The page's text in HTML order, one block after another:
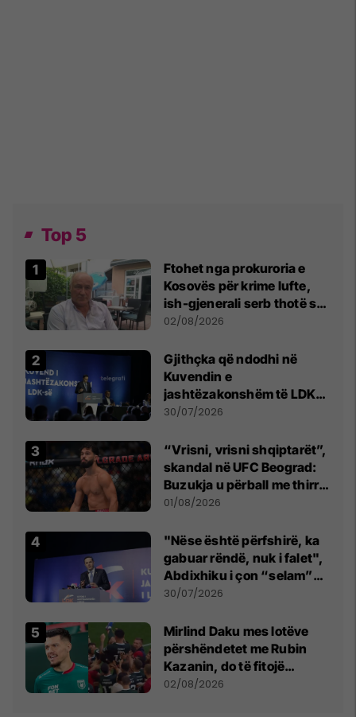
Top 5
Ftohet nga prokuroria e
Kosovës për krime lufte,
ish-gjenerali serb thotë se
dikush e tradhtoi në
02/08/2026
Gjithçka që ndodhi në
Kuvendin e
jashtëzakonshëm të LDK-
së
30/07/2026
“Vrisni, vrisni shqiptarët”,
skandal në UFC Beograd:
Buzukja u përball me thirrje
anti-shqiptare nga
01/08/2026
"Nëse është përfshirë, ka
gabuar rëndë, nuk i falet",
Abdixhiku i çon “selam”
Përparim Ramës
30/07/2026
Mirlind Daku mes lotëve
përshëndetet me Rubin
Kazanin, do të fitojë
miliona te Spartak Moska
02/08/2026